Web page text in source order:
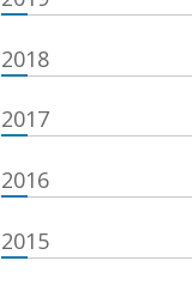
2018
2017
2016
2015